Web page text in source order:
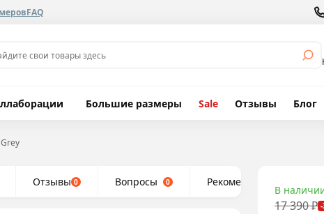
FAQ
Большие размеры Sale Отзывы Блог
Отзывы 0 Вопросы 0 Рекомендуем
В
17 390 ₽